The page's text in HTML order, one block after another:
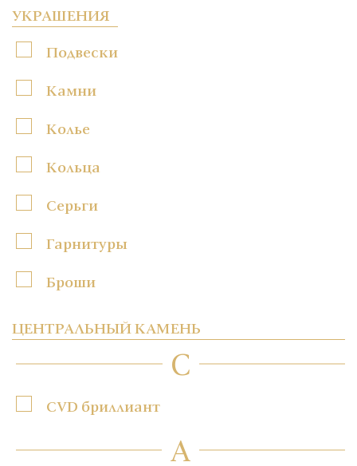
УКРАШЕНИЯ
Подвески
Камни
Колье
Кольца
Серьги
Гарнитуры
Броши
ЦЕНТРАЛЬНЫЙ КАМЕНЬ
C
CVD бриллиант
А